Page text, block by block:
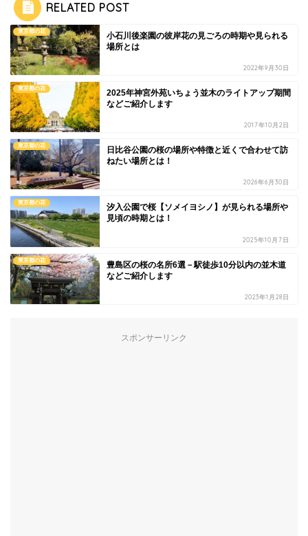
RELATED POST
東京都の花
小石川後楽園の彼岸花の見ごろの時期や見られる
場所とは
2022年9月30日
東京都の花
2025年神宮外苑いちょう並木のライトアップ期間
などご紹介します
2017年10月2日
東京都の花
日比谷公園の桜の場所や特徴と近くで合わせて訪
ねたい場所とは！
2026年6月30日
東京都の花
汐入公園で桜【ソメイヨシノ】が見られる場所や
見頃の時期とは！
2025年10月7日
東京都の花
豊島区の桜の名所6選－駅徒歩10分以内の並木道
などご紹介します
2023年1月28日
スポンサーリンク